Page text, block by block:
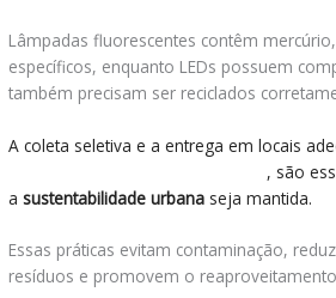
Lâmpadas fluorescentes contêm
específicos, enquanto LEDs possuem
também precisam ser reciclados
A coleta seletiva e a entrega em locais
, são
asustentabilidade urbana seja mantida.
Essas práticas evitam contaminação,
resíduos e promovem o